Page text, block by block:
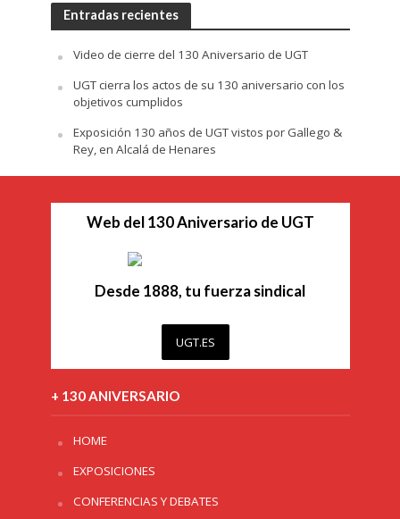
Entradas recientes
Video de cierre del 130 Aniversario de UGT
UGT cierra los actos de su 130 aniversario con los
objetivos cumplidos
Exposición 130 años de UGT vistos por Gallego &
Rey, en Alcalá de Henares
Web del 130 Aniversario de UGT
Desde 1888, tu fuerza sindical
UGT.ES
+ 130 ANIVERSARIO
HOME
EXPOSICIONES
CONFERENCIAS Y DEBATES